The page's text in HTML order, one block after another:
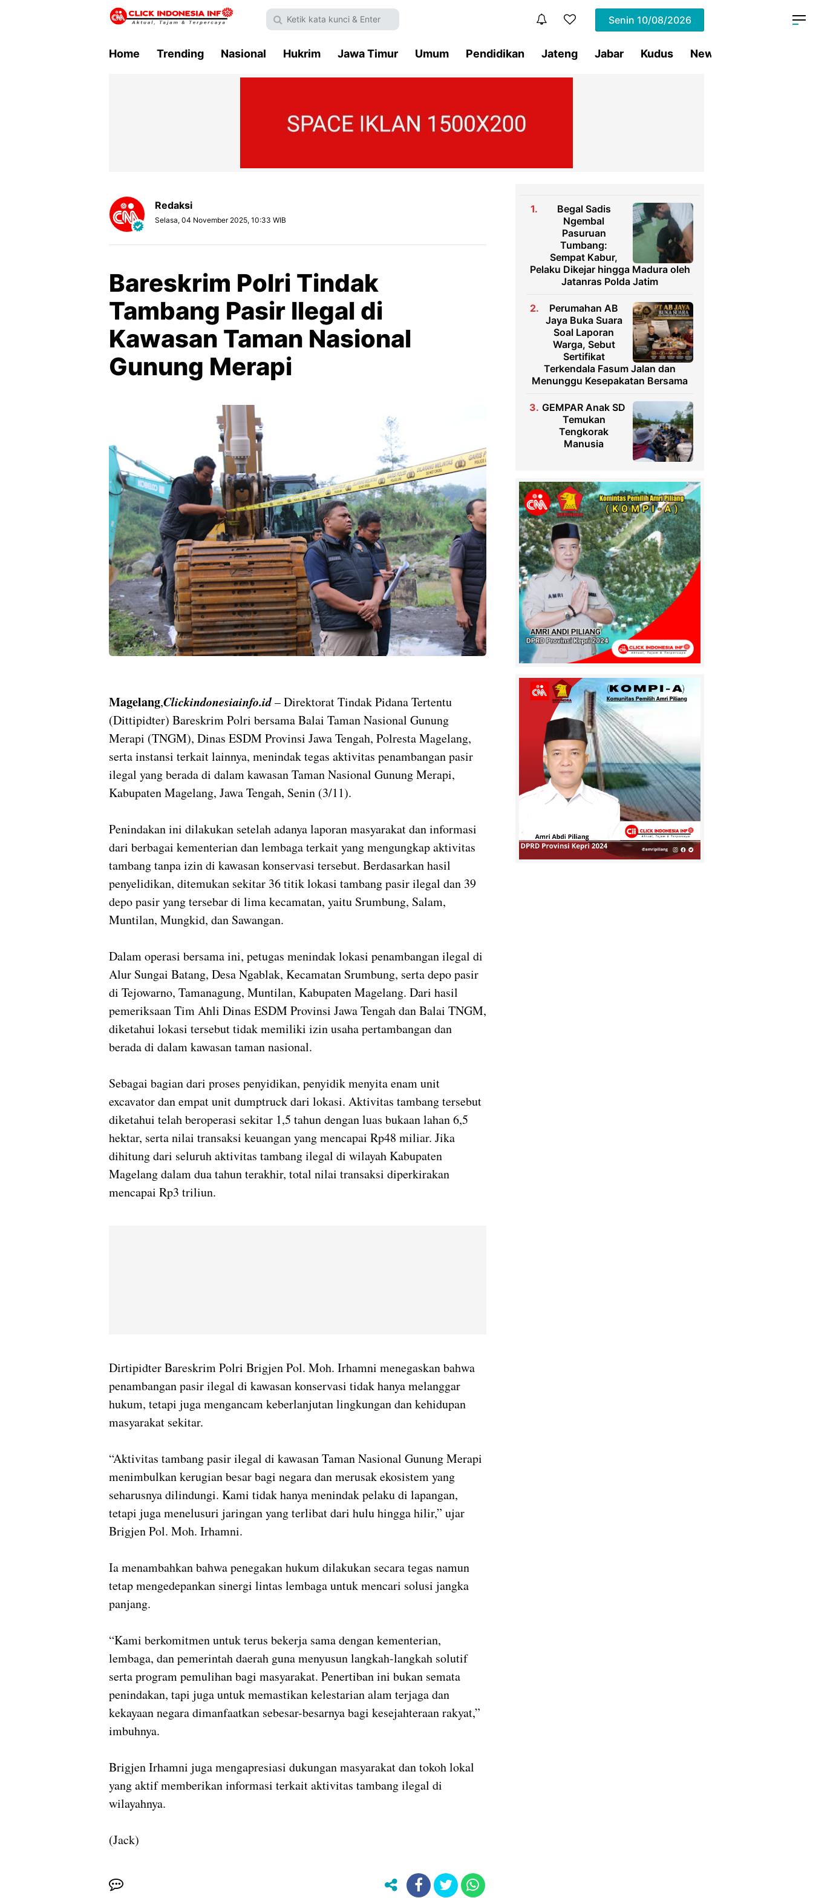
Senin 10/08/2026
Home Trending Nasional Hukrim Jawa Timur Umum Pendidikan Jateng Jabar Kudus News
Redaksi
Selasa, 04 November 2025, 10:33 WIB
Bareskrim Polri Tindak
Tambang Pasir Ilegal di
Kawasan Taman Nasional
Gunung Merapi
Magelang,Clickindonesiainfo.id– Direktorat Tindak Pidana Tertentu
(Dittipidter) Bareskrim Polri bersama Balai Taman Nasional Gunung
Merapi (TNGM), Dinas ESDM Provinsi Jawa Tengah, Polresta Magelang,
serta instansi terkait lainnya, menindak tegas aktivitas penambangan pasir
ilegal yang berada di dalam kawasan Taman Nasional Gunung Merapi,
Kabupaten Magelang, Jawa Tengah, Senin (3/11).
Penindakan ini dilakukan setelah adanya laporan masyarakat dan informasi
dari berbagai kementerian dan lembaga terkait yang mengungkap aktivitas
tambang tanpa izin di kawasan konservasi tersebut. Berdasarkan hasil
penyelidikan, ditemukan sekitar 36 titik lokasi tambang pasir ilegal dan 39
depo pasir yang tersebar di lima kecamatan, yaitu Srumbung, Salam,
Muntilan, Mungkid, dan Sawangan.
Dalam operasi bersama ini, petugas menindak lokasi penambangan ilegal di
Alur Sungai Batang, Desa Ngablak, Kecamatan Srumbung, serta depo pasir
di Tejowarno, Tamanagung, Muntilan, Kabupaten Magelang. Dari hasil
pemeriksaan Tim Ahli Dinas ESDM Provinsi Jawa Tengah dan Balai TNGM,
diketahui lokasi tersebut tidak memiliki izin usaha pertambangan dan
berada di dalam kawasan taman nasional.
Sebagai bagian dari proses penyidikan, penyidik menyita enam unit
excavator dan empat unit dumptruck dari lokasi. Aktivitas tambang tersebut
diketahui telah beroperasi sekitar 1,5 tahun dengan luas bukaan lahan 6,5
hektar, serta nilai transaksi keuangan yang mencapai Rp48 miliar. Jika
dihitung dari seluruh aktivitas tambang ilegal di wilayah Kabupaten
Magelang dalam dua tahun terakhir, total nilai transaksi diperkirakan
mencapai Rp3 triliun.
Dirtipidter Bareskrim Polri Brigjen Pol. Moh. Irhamni menegaskan bahwa
penambangan pasir ilegal di kawasan konservasi tidak hanya melanggar
hukum, tetapi juga mengancam keberlanjutan lingkungan dan kehidupan
masyarakat sekitar.
“Aktivitas tambang pasir ilegal di kawasan Taman Nasional Gunung Merapi
menimbulkan kerugian besar bagi negara dan merusak ekosistem yang
seharusnya dilindungi. Kami tidak hanya menindak pelaku di lapangan,
tetapi juga menelusuri jaringan yang terlibat dari hulu hingga hilir,” ujar
Brigjen Pol. Moh. Irhamni.
Ia menambahkan bahwa penegakan hukum dilakukan secara tegas namun
tetap mengedepankan sinergi lintas lembaga untuk mencari solusi jangka
panjang.
“Kami berkomitmen untuk terus bekerja sama dengan kementerian,
lembaga, dan pemerintah daerah guna menyusun langkah-langkah solutif
serta program pemulihan bagi masyarakat. Penertiban ini bukan semata
penindakan, tapi juga untuk memastikan kelestarian alam terjaga dan
kekayaan negara dimanfaatkan sebesar-besarnya bagi kesejahteraan rakyat,”
imbuhnya.
Brigjen Irhamni juga mengapresiasi dukungan masyarakat dan tokoh lokal
yang aktif memberikan informasi terkait aktivitas tambang ilegal di
wilayahnya.
(Jack)
Begal Sadis
Ngembal
Pasuruan
Tumbang:
Sempat Kabur,
Pelaku Dikejar hingga Madura oleh
Jatanras Polda Jatim
Perumahan AB
Jaya Buka Suara
Soal Laporan
Warga, Sebut
Sertifikat
Terkendala Fasum Jalan dan
Menunggu Kesepakatan Bersama
GEMPAR Anak SD
Temukan
Tengkorak
Manusia
Usai Diteror,
Ketua TRINUSA
Resmi Laporkan
Ancaman ke
Polresta
Pasuruan
Terekam CCTV!
Pengurus Masjid
Alzayn 1
Tembilahan Kasih
Ultimatum
Pencuri Sendal, Kasihan Kalau
Sampai Ke Sel
MENGANGA DI
JABATA! Lubang
Jembatan Batang
Tuaka Sambar
Pengendara, Korban Berikutnya
Siapa?
Kepala Desa
Concong Dalam
Bpk. Fauzi Resmi
Menutup
Tournamen Futsal
Conda Cup IV 2025